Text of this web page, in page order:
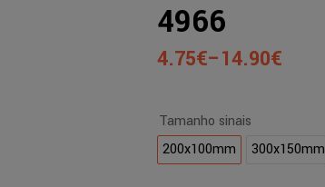
4966
4.75€–14.90€
Tamanho sinais
200x100mm
300x150mm